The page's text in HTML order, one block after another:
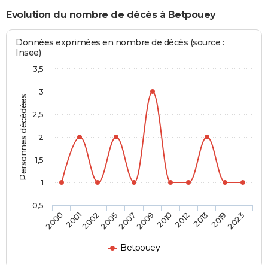
Evolution du nombre de décès à Betpouey
Personnes décédées
Données exprimées en nombre de décès (source :
Insee)
Betpouey
20002001200220052007200920102012201320192023
0,5
1
1,5
2
2,5
3
3,5